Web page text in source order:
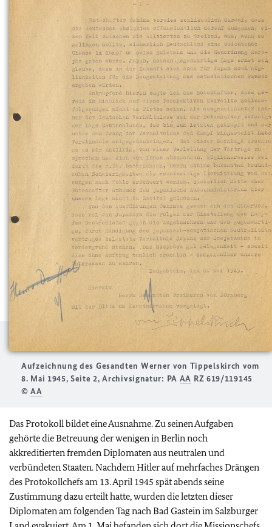
Aufzeichnung des Gesandten Werner von Tippelskirch vom
8. Mai 1945, Seite 2, Archivsignatur: PA AA RZ 619/119145
©AA
Das Protokoll bildet eine Ausnahme. Zu seinen Aufgaben
gehörte die Betreuung der wenigen in Berlin noch
akkreditierten fremden Diplomaten aus neutralen und
verbündeten Staaten. Nachdem Hitler auf mehrfaches Drängen
des Protokollchefs am 13. April 1945 spät abends seine
Zustimmung dazu erteilt hatte, wurden die letzten dieser
Diplomaten am folgenden Tag nach Bad Gastein im Salzburger